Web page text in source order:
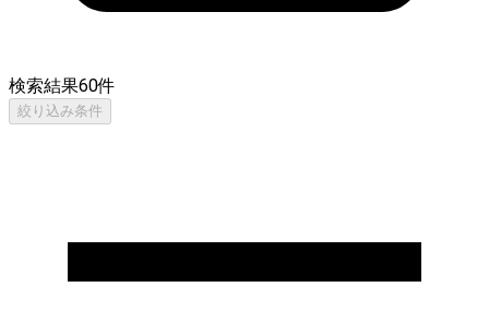
検索結果60件
絞り込み条件